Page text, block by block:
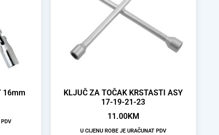
16mm
KLJUČ ZA TOČAK KRSTASTI ASY
17-19-21-23
11.00KM
U CIJENU ROBE JE URAČUNAT PDV